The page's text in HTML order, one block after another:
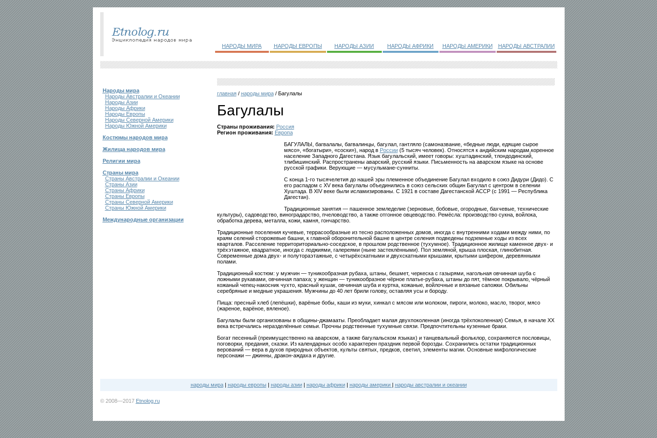
НАРОДЫ МИРА НАРОДЫ ЕВРОПЫ НАРОДЫ АЗИИ НАРОДЫ АФРИКИ НАРОДЫ АМЕРИКИ НАРОДЫ АВСТРАЛИИ
Народы мира
Народы Австралии и Океании
Народы Азии
Народы Африки
Народы Европы
Народы Северной Америки
Народы Южной Америки
Костюмы народов мира
Жилища народов мира
Религии мира
Страны мира
Страны Австралии и Океании
Страны Азии
Страны Африки
Страны Европы
Страны Северной Америки
Страны Южной Америки
Международные организации
главная/ народы мира/ Багулалы
Багулалы
Страны проживания: Россия
Регион проживания: Европа
БАГУЛАЛЫ, багвалалы, багвалинцы, багулал, гантляло (самоназвание, «бедные люди, едящие сырое
мясо», «богатыри», «соски»), народ в России(5 тысяч человек). Относятся к андийским народам,коренное
население Западного Дагестана. Язык багулальский, имеет говоры: хуштадинский, тлондодинский,
тлибишинский. Распространены аварский, русский языки. Письменность на аварском языке на основе
русской графики. Верующие — мусульмане-сунниты.
С конца 1-го тысячелетия до нашей эры племенное объединение Багулал входило в союз Дидури (Дидо). С
его распадом с XV века багулалы объединились в союз сельских общин Багулал с центром в селении
Хуштада. В XIV веке были исламизированы. С 1921 в составе Дагестанской АССР (с 1991 — Республика
Дагестан).
Традиционные занятия — пашенное земледелие (зерновые, бобовые, огородные, бахчевые, технические
культуры), садоводство, виноградарство, пчеловодство, а также отгонное овцеводство. Ремёсла: производство сукна, войлока,
обработка дерева, металла, кожи, камня, гончарство.
Традиционные поселения кучевые, террасообразные из тесно расположенных домов, иногда с внутренними ходами между ними, по
краям селений сторожевые башни, к главной оборонительной башне в центре селения подведены подземные ходы из всех
кварталов. Расселение территориториально-соседское, в прошлом родственное (тухумное). Традиционное жилище каменное двух- и
трёхэтажное, квадратное, иногда с лоджиями, галереями (ныне застеклёнными). Пол земляной, крыша плоская, глинобитная.
Современные дома двух- и полутораэтажные, с четырёхскатными и двухскатными крышами, крытыми шифером, деревянными
полами.
Традиционный костюм: у мужчин — туникообразная рубаха, штаны, бешмет, черкеска с газырями, нагольная овчинная шуба с
ложными рукавами, овчинная папаха; у женщин — туникообразное чёрное платье-рубаха, штаны до пят, тёмное покрывало, чёрный
кожаный чепец-накосник чухто, красный кушак, овчинная шуба и куртка, кожаные, войлочные и вязаные сапожки. Обильны
серебряные и медные украшения. Мужчины до 40 лет брили голову, оставляя усы и бороду.
Пища: пресный хлеб (лепёшки), варёные бобы, каши из муки, хинкал с мясом или молоком, пироги, молоко, масло, творог, мясо
(жареное, варёное, вяленое).
Багулалы были организованы в общины-джамааты. Преобладает малая двухпоколенная (иногда трёхпоколенная) Семья, в начале XX
века встречались неразделённые семьи. Прочны родственные тухумные связи. Предпочтительны кузенные браки.
Богат песенный (преимущественно на аварском, а также багулальском языках) и танцевальный фольклор, сохраняются пословицы,
поговорки, предания, сказки. Из календарных особо характерен праздник первой борозды. Сохранились остатки традиционных
верований — вера в духов природных объектов, культы святых, предков, светил, элементы магии. Основные мифологические
персонажи — джинны, дракон-аждаха и другие.
народы мира| народы европы | народы азии| народы африки| народы америки | народы австралии и океании
© 2008—2017 Etnolog.ru